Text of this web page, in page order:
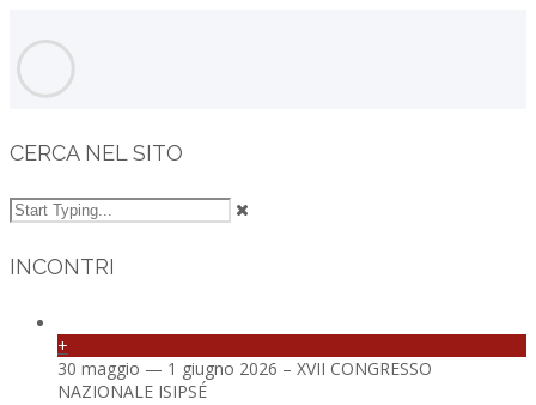
CERCA NEL SITO
INCONTRI
+
30 maggio — 1 giugno 2026 – XVII CONGRESSO
NAZIONALE ISIPSÉ